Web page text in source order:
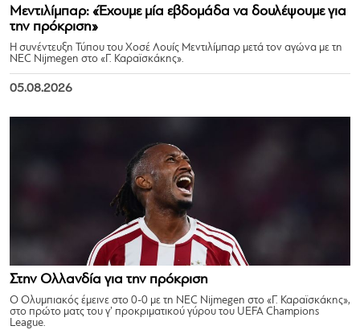
Μεντιλίμπαρ: «Έχουμε μία εβδομάδα να δουλέψουμε για
την πρόκριση»
Η συνέντευξη Τύπου του Χοσέ Λουίς Μεντιλίμπαρ μετά τον αγώνα με τη
NEC Nijmegen στο «Γ. Καραϊσκάκης».
05.08.2026
Στην Ολλανδία για την πρόκριση
Ο Ολυμπιακός έμεινε στο 0-0 με τη NEC Nijmegen στο «Γ. Καραϊσκάκης»,
στο πρώτο ματς του γ’ προκριματικού γύρου του UEFA Champions
League.